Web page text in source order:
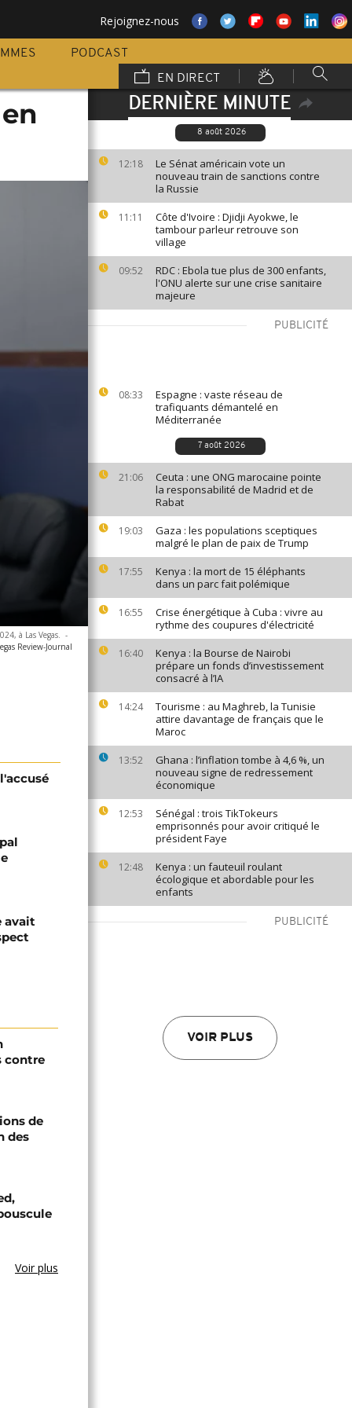
Rejoignez-nous
PODCAST
EN DIRECT
DERNIÈRE MINUTE
8 août 2026
12:18
Le Sénat américain vote un
nouveau train de sanctions contre
la Russie
11:11
Côte d'Ivoire : Djidji Ayokwe, le
tambour parleur retrouve son
village
09:52
RDC : Ebola tue plus de 300 enfants,
l'ONU alerte sur une crise sanitaire
majeure
PUBLICITÉ
08:33
Espagne : vaste réseau de
trafiquants démantelé en
Méditerranée
7 août 2026
21:06
Ceuta : une ONG marocaine pointe
la responsabilité de Madrid et de
Rabat
19:03
Gaza : les populations sceptiques
malgré le plan de paix de Trump
17:55
Kenya : la mort de 15 éléphants
dans un parc fait polémique
16:55
Crise énergétique à Cuba : vivre au
rythme des coupures d'électricité
16:40
Kenya : la Bourse de Nairobi
prépare un fonds d’investissement
consacré à l’IA
14:24
Tourisme : au Maghreb, la Tunisie
attire davantage de français que le
Maroc
13:52
Ghana : l’inflation tombe à 4,6 %, un
nouveau signe de redressement
économique
12:53
Sénégal : trois TikTokeurs
emprisonnés pour avoir critiqué le
président Faye
12:48
Kenya : un fauteuil roulant
écologique et abordable pour les
enfants
PUBLICITÉ
VOIR PLUS
à Las Vegas. -
Review-Journal
avait
contre
de
des
Voir plus